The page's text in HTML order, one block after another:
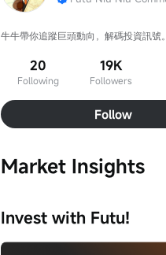
牛牛帶你追蹤巨頭動向，解碼投資訊號。
20
Following
19K
Followers
Follow
Market Insights
Invest with Futu!